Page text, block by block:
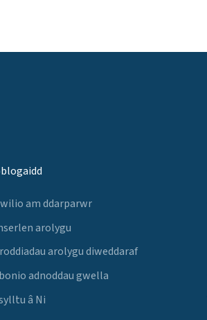
am ddarparwr
arolygu
arolygu diweddaraf
adnoddau gwella
â Ni